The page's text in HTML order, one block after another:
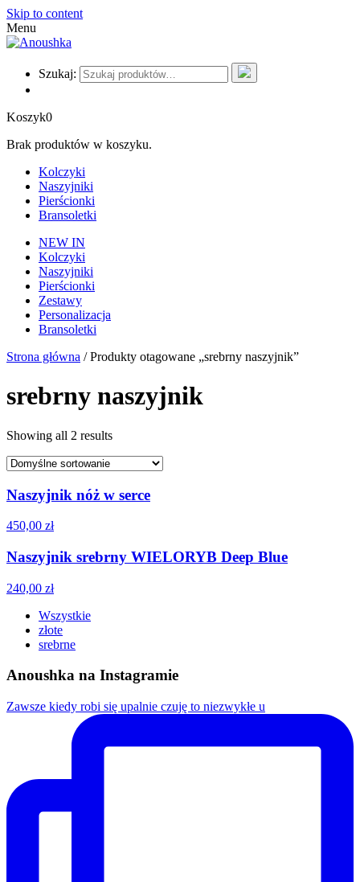
Skip to content
Menu
Szukaj:
Koszyk0
Brak produktów w koszyku.
Kolczyki
Naszyjniki
Pierścionki
Bransoletki
NEW IN
Kolczyki
Naszyjniki
Pierścionki
Zestawy
Personalizacja
Bransoletki
Strona główna / Produkty otagowane „srebrny naszyjnik”
srebrny naszyjnik
Showing all 2 results
Naszyjnik nóż w serce
450,00 zł
Naszyjnik srebrny WIELORYB Deep Blue
240,00 zł
Wszystkie
złote
srebrne
Anoushka na Instagramie
Zawsze kiedy robi się upalnie czuję to niezwykłe u